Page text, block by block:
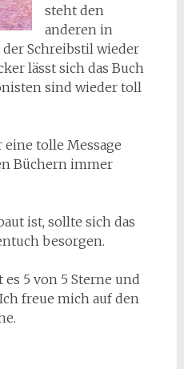
steht den
anderen in
Schreibstil wieder
lässt sich das Buch
sind wieder toll
tolle Message
Büchern immer
ist, sollte sich das
besorgen.
5 von 5 Sterne und
freue mich auf den